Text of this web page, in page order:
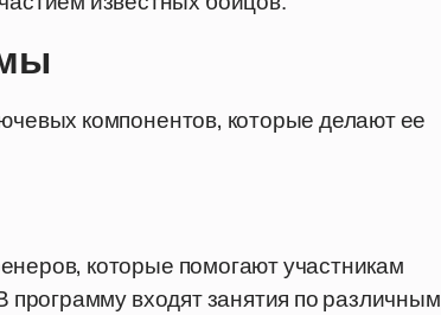
компонентов, которые делают ее
которые помогают участникам
программу входят занятия по различным